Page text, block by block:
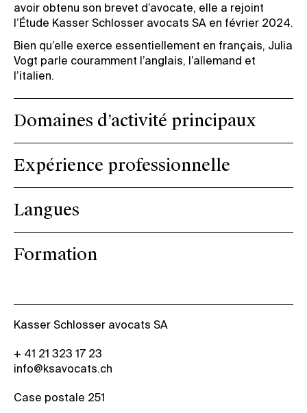
avoir obtenu son brevet d’avocate, elle a rejoint
l’Étude Kasser Schlosser avocats SA en février 2024.
Bien qu’elle exerce essentiellement en français, Julia
Vogt parle couramment l’anglais, l’allemand et
l’italien.
Domaines d’activité principaux
Expérience professionnelle
Langues
Formation
Kasser Schlosser avocats SA
+ 41 21 323 17 23
info@ksavocats.ch
Case postale 251